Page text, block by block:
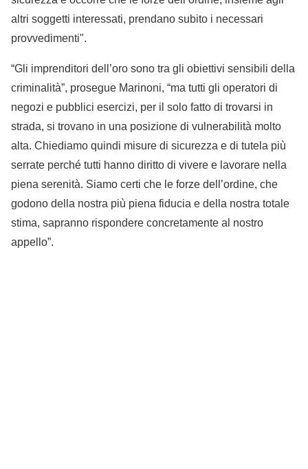
altri soggetti interessati, prendano subito i necessari
provvedimenti".
“Gli imprenditori dell’oro sono tra gli obiettivi sensibili della
criminalità”, prosegue Marinoni, “ma tutti gli operatori di
negozi e pubblici esercizi, per il solo fatto di trovarsi in
strada, si trovano in una posizione di vulnerabilità molto
alta. Chiediamo quindi misure di sicurezza e di tutela più
serrate perché tutti hanno diritto di vivere e lavorare nella
piena serenità. Siamo certi che le forze dell’ordine, che
godono della nostra più piena fiducia e della nostra totale
stima, sapranno rispondere concretamente al nostro
appello”.